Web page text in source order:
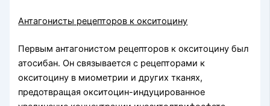
Антагонисты рецепторов к окситоцину
Первым антагонистом рецепторов к окситоцину был
атосибан. Он связывается с рецепторами к
окситоцину в миометрии и других тканях,
предотвращая окситоцин-индуцированное